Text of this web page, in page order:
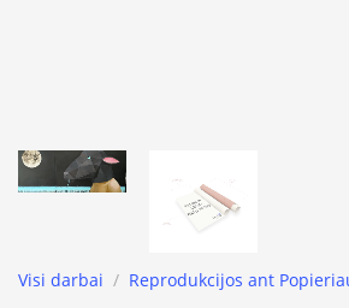
Visi darbai / Reprodukcijos ant